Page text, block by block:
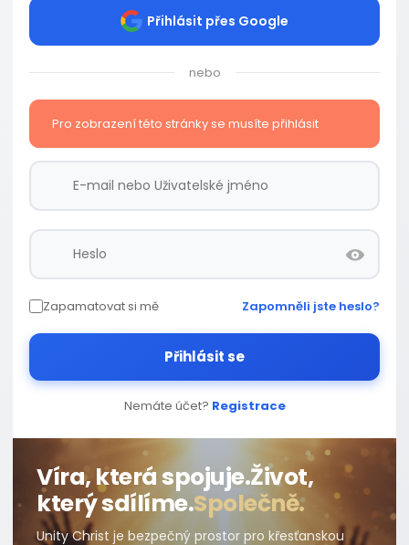
Přihlásit přes Google
nebo
Pro zobrazení této stránky se musíte přihlásit
Zapamatovat si mě Zapomněli jste heslo?
Přihlásit se
Nemáte účet? Registrace
Víra, která spojuje.Život,
který sdílíme.Společně.
Unity Christ je bezpečný prostor pro křesťanskou